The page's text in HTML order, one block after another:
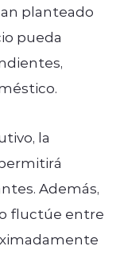
planteado
pueda
la
Además,
fluctúe entre